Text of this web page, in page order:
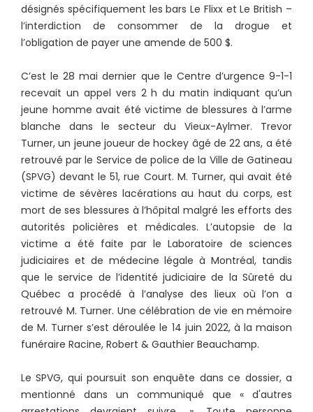
désignés spécifiquement les bars Le Flixx et Le British –
l’interdiction de consommer de la drogue et
l’obligation de payer une amende de 500 $.
C’est le 28 mai dernier que le Centre d’urgence 9-1-1
recevait un appel vers 2 h du matin indiquant qu’un
jeune homme avait été victime de blessures à l’arme
blanche dans le secteur du Vieux-Aylmer. Trevor
Turner, un jeune joueur de hockey âgé de 22 ans, a été
retrouvé par le Service de police de la Ville de Gatineau
(SPVG) devant le 51, rue Court. M. Turner, qui avait été
victime de sévères lacérations au haut du corps, est
mort de ses blessures à l’hôpital malgré les efforts des
autorités policières et médicales. L’autopsie de la
victime a été faite par le Laboratoire de sciences
judiciaires et de médecine légale à Montréal, tandis
que le service de l’identité judiciaire de la Sûreté du
Québec a procédé à l’analyse des lieux où l’on a
retrouvé M. Turner. Une célébration de vie en mémoire
de M. Turner s’est déroulée le 14 juin 2022, à la maison
funéraire Racine, Robert & Gauthier Beauchamp.
Le SPVG, qui poursuit son enquête dans ce dossier, a
mentionné dans un communiqué que « d'autres